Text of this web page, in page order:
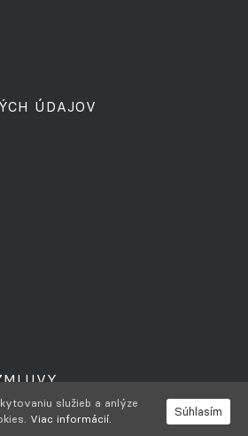
ÚDAJOV
služieb a anlýze
Viac informácií.
Súhlasím